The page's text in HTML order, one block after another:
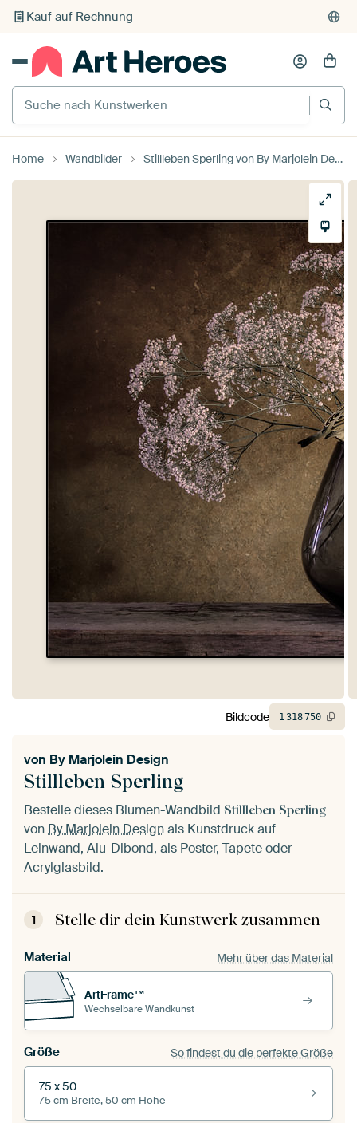
Kauf auf Rechnung
Individueller Druck auf Bestellung
Suche nach Kunstwerken
Home Wandbilder Stillleben Sperling von By Marjolein Design
Stillleben Sperling
von By Marjolein Design
Bestelle dieses Blumen-Wandbild Stillleben Sperling
vonBy Marjolein Designals Kunstdruck auf
Leinwand, Alu-Dibond, als Poster, Tapete oder
Acrylglasbild.
1 Stelle dir dein Kunstwerk zusammen
Material Mehr über das Material
ArtFrame™
Wechselbare Wandkunst
Größe So findest du die perfekte Größe
75 x 50
75 cm Breite, 50 cm Höhe
Bildcode 1318750